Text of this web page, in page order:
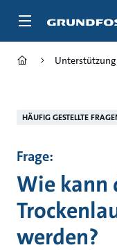
Inhalt
HÄUFIG GESTELLTE
Frage:
Wie kann
werden?